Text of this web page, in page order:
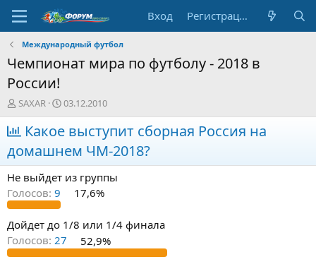
Вход Регистрация
Международный футбол
Чемпионат мира по футболу - 2018 в
России!
А
в
т
о
р
т
е
м
ы
SAXAR
Д
а
т
а
н
а
ч
03.12.2010
Какое выступит сборная Россия на
домашнем ЧМ-2018?
Не выйдет из группы
Голосов: 9 17,6%
Дойдет до 1/8 или 1/4 финала
Голосов: 27 52,9%